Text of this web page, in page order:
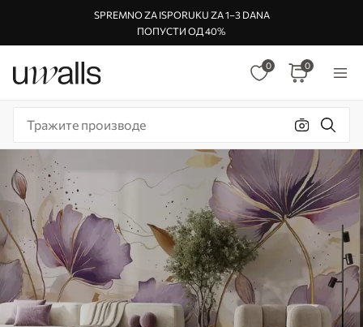
SPREMNO ZA ISPORUKU ZA 1–3 DANA
ПОПУСТИ ОД 40%
0 0